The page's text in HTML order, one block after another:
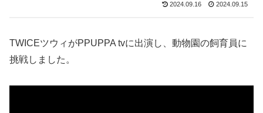
2024.09.16 2024.09.15
TWICEツウィがPPUPPA tvに出演し、動物園の飼育員に
挑戦しました。